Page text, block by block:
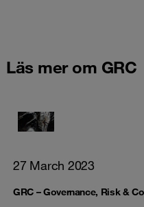
Läs mer om GRC
27 March 2023
GRC – Governance, Risk &